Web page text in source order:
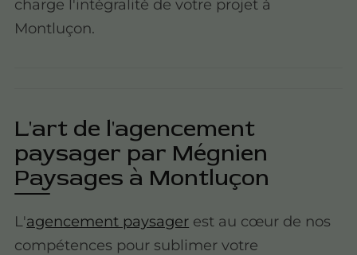
charge l'intégralité de votre projet à
Montluçon.
L'art de l'agencement
paysager par Mégnien
Paysages à Montluçon
L'agencement paysager est au cœur de nos
compétences pour sublimer votre